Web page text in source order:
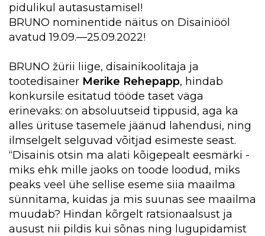
pidulikul autasustamisel!
BRUNO nominentide näitus on Disainiööl
avatud 19.09.—25.09.2022!
BRUNO žürii liige, disainikoolitaja ja
tootedisainer Merike Rehepapp, hindab
konkursile esitatud tööde taset väga
erinevaks: on absoluutseid tippusid, aga ka
alles ürituse tasemele jäänud lahendusi, ning
ilmselgelt selguvad võitjad esimeste seast.
“Disainis otsin ma alati kõigepealt eesmärki -
miks ehk mille jaoks on toode loodud, miks
peaks veel ühe sellise eseme siia maailma
sünnitama, kuidas ja mis suunas see maailma
muudab? Hindan kõrgelt ratsionaalsust ja
ausust nii pildis kui sõnas ning lugupidamist